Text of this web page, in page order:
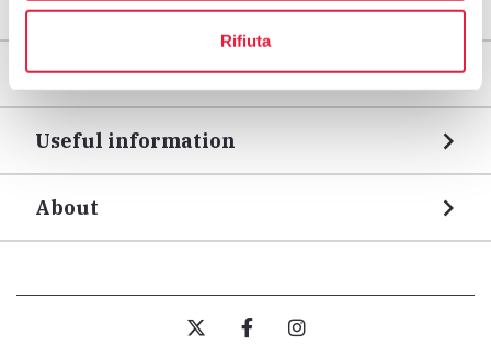
Rifiuta
Areas
Legs
Useful information
About